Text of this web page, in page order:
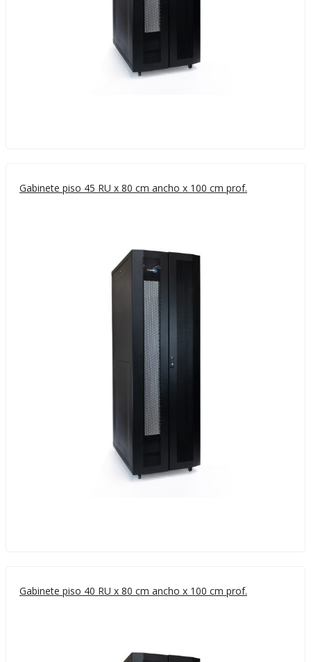
Gabinete piso 45 RU x 80 cm ancho x 100 cm prof.
Gabinete piso 40 RU x 80 cm ancho x 100 cm prof.